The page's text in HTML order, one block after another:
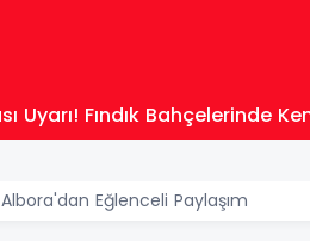
Dikkat
Eğlenceli Paylaşım